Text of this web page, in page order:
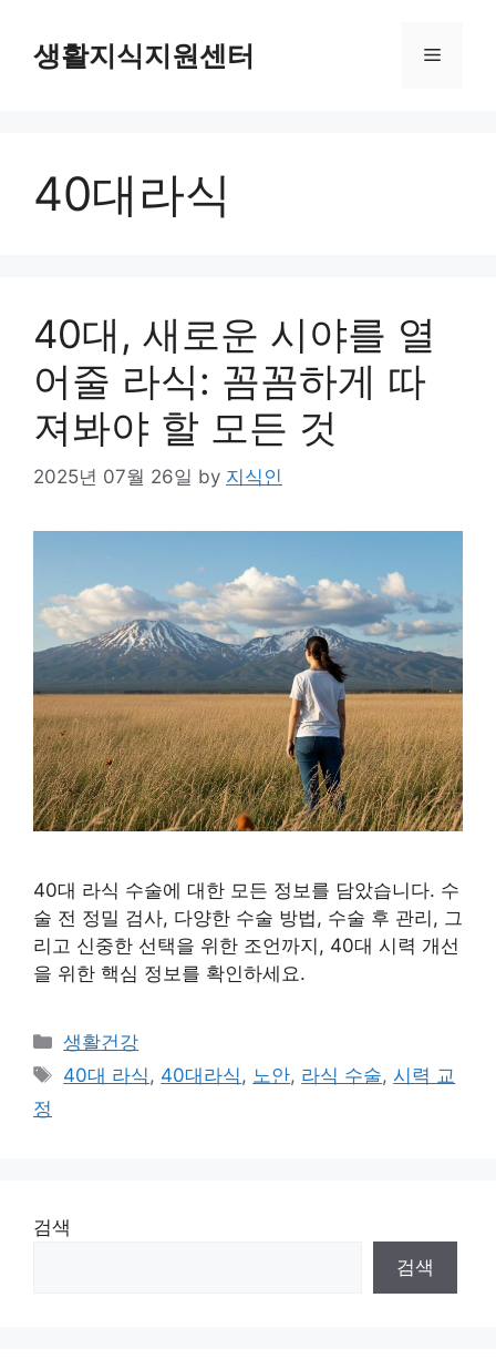
content생활지식지원센터 Menu
40대라식
40대, 새로운 시야를 열
어줄 라식: 꼼꼼하게 따
져봐야 할 모든 것
2025년 07월 26일 by 지식인
40대 라식 수술에 대한 모든 정보를 담았습니다. 수
술 전 정밀 검사, 다양한 수술 방법, 수술 후 관리, 그
리고 신중한 선택을 위한 조언까지, 40대 시력 개선
을 위한 핵심 정보를 확인하세요.
Categories
생활건강
Tags
40대 라식, 40대라식, 노안, 라식 수술,시력 교
정
검색
검색